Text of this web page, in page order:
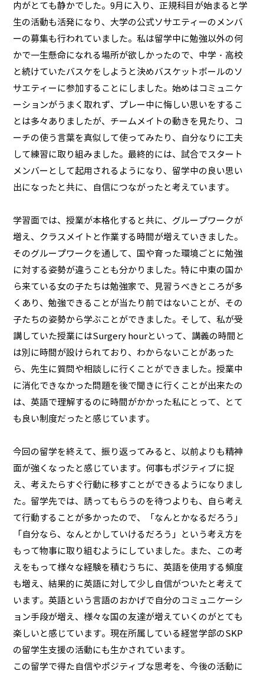
内がとても静かでした。9月に入り、正規科目が始まると学
生の活動も活発になり、大学の公式ソサエティーのメンバ
ーの募集も行われていました。私は留学中に勉強以外の何
かで一生懸命になれる場所が欲しかったので、中学・高校
と続けていたバスケをしようと決めバスケットボールのソ
サエティーに参加することにしました。始めはコミュニケ
ーションがうまく取れず、プレー中に悔しい思いをするこ
とは多々ありましたが、チームメイトの動きを見たり、コ
ーチの使う言葉を真似して使ってみたり、自分なりに工夫
して練習に取り組みました。最終的には、試合でスタート
メンバーとして起用されるようになり、留学中の良い思い
出になったと共に、自信につながったと考えています。
学習面では、授業が本格化すると共に、グループワークが
増え、クラスメイトと作業する時間が増えていきました。
そのグループワークを通して、国や育った環境ごとに勉強
に対する姿勢が違うことも分かりました。特に中東の国か
ら来ている女の子たちは勉強家で、見習うべきところが多
くあり、勉強できることが当たり前ではないことが、その
子たちの姿勢から学ぶことができました。そして、私が受
講していた授業にはSurgery hourといって、講義の時間と
は別に時間が設けられており、わからないことがあった
ら、先生に質問や相談しに行くことができました。授業中
に消化できなかった問題を後で聞きに行くことが出来たの
は、英語で理解するのに時間がかかった私にとって、とて
も良い制度だったと感じています。
今回の留学を終えて、振り返ってみると、以前よりも精神
面が強くなったと感じています。何事もポジティブに捉
え、考えたらすぐ行動に移すことができるようになりまし
た。留学先では、誘ってもらうのを待つよりも、自ら考え
て行動することが多かったので、「なんとかなるだろう」
「自分なら、なんとかしていけるだろう」という考え方を
もって物事に取り組むようにしていました。また、この考
えをもって様々な経験を積むうちに、英語を使用する頻度
も増え、結果的に英語に対して少し自信がついたと考えて
います。英語という言語のおかげで自分のコミュニケーシ
ョン手段が増え、様々な国の友達が増えていくのがとても
楽しいと感じています。現在所属している経営学部のSKP
の留学生支援の活動にも生かされています。
この留学で得た自信やポジティブな思考を、今後の活動に